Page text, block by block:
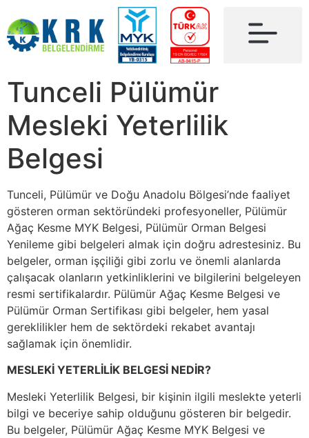
Tunceli Pülümür
Mesleki Yeterlilik
Belgesi
Tunceli, Pülümür ve Doğu Anadolu Bölgesi’nde faaliyet
gösteren orman sektöründeki profesyoneller, Pülümür
Ağaç Kesme MYK Belgesi, Pülümür Orman Belgesi
Yenileme gibi belgeleri almak için doğru adrestesiniz. Bu
belgeler, orman işçiliği gibi zorlu ve önemli alanlarda
çalışacak olanların yetkinliklerini ve bilgilerini belgeleyen
resmi sertifikalardır. Pülümür Ağaç Kesme Belgesi ve
Pülümür Orman Sertifikası gibi belgeler, hem yasal
gereklilikler hem de sektördeki rekabet avantajı
sağlamak için önemlidir.
MESLEKİ YETERLİLİK BELGESİ NEDİR?
Mesleki Yeterlilik Belgesi, bir kişinin ilgili meslekte yeterli
bilgi ve beceriye sahip olduğunu gösteren bir belgedir.
Bu belgeler, Pülümür Ağaç Kesme MYK Belgesi ve